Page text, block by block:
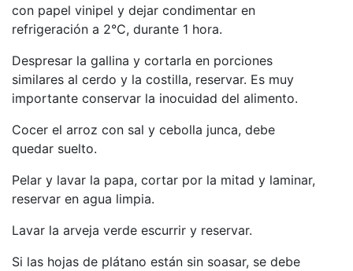
con papel vinipel y dejar condimentar en
refrigeración a 2°C, durante 1 hora.
Despresar la gallina y cortarla en porciones
similares al cerdo y la costilla, reservar. Es muy
importante conservar la inocuidad del alimento.
Cocer el arroz con sal y cebolla junca, debe
quedar suelto.
Pelar y lavar la papa, cortar por la mitad y laminar,
reservar en agua limpia.
Lavar la arveja verde escurrir y reservar.
Si las hojas de plátano están sin soasar, se debe